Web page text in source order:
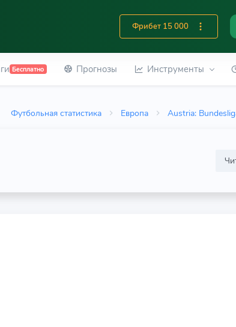
Фрибет 15 000
Бесплатно Прогнозы Инструменты
Футбольная статистика Европа Austria: